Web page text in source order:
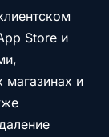
Store и
магазинах и